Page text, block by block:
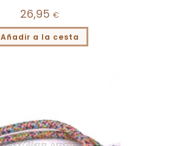
26,95 €
Añadir a la cesta